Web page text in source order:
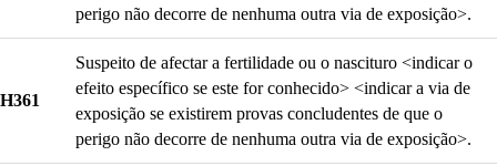
perigo não decorre de nenhuma outra via de exposição>.
H361
Suspeito de afectar a fertilidade ou o nascituro <indicar o
efeito específico se este for conhecido> <indicar a via de
exposição se existirem provas concludentes de que o
perigo não decorre de nenhuma outra via de exposição>.